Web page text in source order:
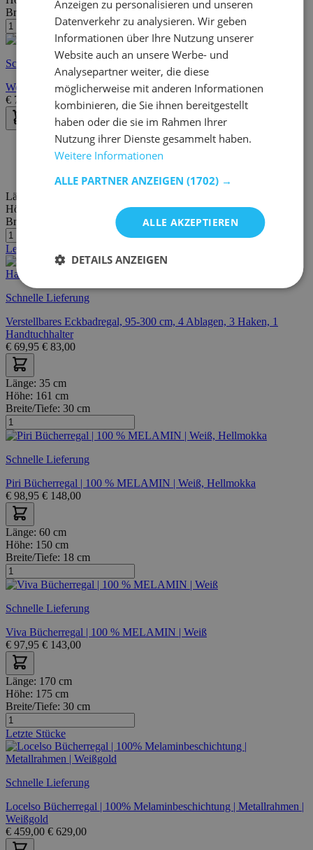
Breite/Tiefe:30 cm
Schnelle Lieferung
Weißes Eckregal, 30x30x129,5cm (BxTxH), 11,3kg
€ 72,95 99,00
30 Tage Widerrufsrecht
Kostenlose Lieferung und Rücksendung
Länge:
Höhe:
Breite/Tiefe:
Letzte Stücke
Schnelle Lieferung
Verstellbares Eckbadregal, 95-300 cm, 4 Ablagen, 3 Haken, 1
Handtuchhalter
€ 69,95 € 83,00
Länge: 35 cm
Höhe: 161 cm
Breite/Tiefe: 30 cm
Schnelle Lieferung
Piri Bücherregal | 100 % MELAMIN | Weiß, Hellmokka
€ 98,95 € 148,00
Länge: 60 cm
Höhe: 150 cm
Breite/Tiefe: 18 cm
Schnelle Lieferung
Viva Bücherregal | 100 % MELAMIN | Weiß
€ 97,95 € 143,00
Länge: 170 cm
Höhe: 175 cm
Breite/Tiefe: 30 cm
Letzte Stücke
Schnelle Lieferung
Locelso Bücherregal | 100% Melaminbeschichtung | Metallrahmen |
Weißgold
€ 459,00 € 629,00
Anzeigen zu personalisieren und unseren
Datenverkehr zu analysieren. Wir geben
Informationen über Ihre Nutzung unserer
Website auch an unsere Werbe- und
Analysepartner weiter, die diese
möglicherweise mit anderen Informationen
kombinieren, die Sie ihnen bereitgestellt
haben oder die sie im Rahmen Ihrer
Nutzung ihrer Dienste gesammelt haben.
Weitere Informationen
ALLE PARTNER ANZEIGEN (1702) →
ALLE AKZEPTIEREN
DETAILS ANZEIGEN